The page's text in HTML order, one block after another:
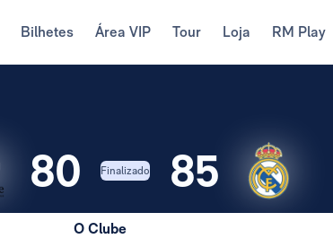
Bilhetes Área VIP Tour Loja RM Play
80 85
Finalizado
O Clube